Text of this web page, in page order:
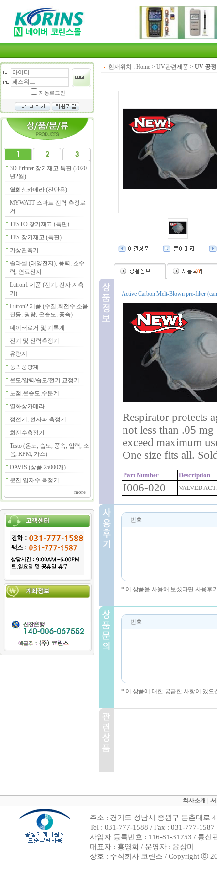
자동로그인
3D Printer 장기재고 특판 (2020
년2월)
열화상카메라 (진단용)
MYWATT 스마트 전력 측정로
거
TESTO 장기재고 (특판)
TES 장기재고 (특판)
기상관측기
솔라셀 (태양전지), 풍력, 소수
력, 연료전지
Lutron1 제품 (전기, 전자 계측
기)
Lutron2 제품 (수질,회전수,소음
진동, 광량, 온습도, 풍속)
데이터로거 및 기록계
전기 및 전력측정기
유량계
풍속풍량계
온도/압력/습도/전기 교정기
노점,온습도,수분계
열화상카메라
정전기, 전자파 측정기
회전수측정기
Testo (온도, 습도, 풍속, 압력, 소
음, RPM, 가스)
DAVIS (상품 25000개)
분진 입자수 측정기
more
현재위치 : Home > UV관련제품 > UV 공
(0)
Active Carbon Melt-Blown pre-filter
Respirator protects
not less than .05
exceed maximum
One size fits all.
Part Number Description
I006-020 VALVED
번호
* 이 상품을 사용해 보셨다면 사용후
번호
* 이 상품에 대한 궁금한 사항이 있
회사소개
주소 : 경기도 성남시 중원구 둔촌대로
Tel : 031-777-1588 / Fax : 031-777-
사업자 등록번호 : 116-81-31753 / 통신
대표자 : 홍영화 / 운영자 : 윤상미
상호 : 주식회사 코린스 / Copyright ⓒ